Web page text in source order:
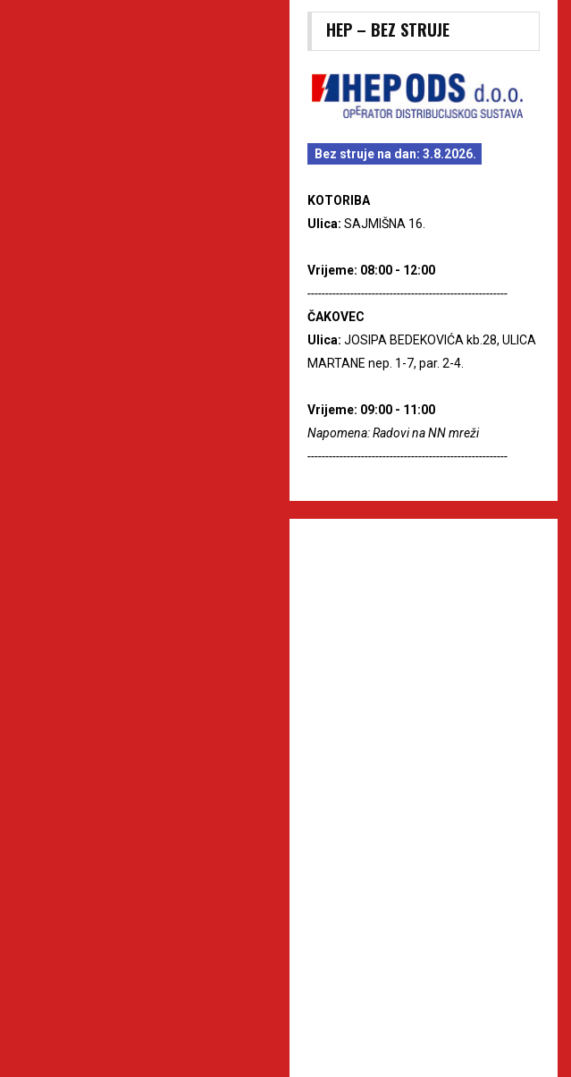
HEP – BEZ STRUJE
Bez struje na dan: 3.8.2026.
KOTORIBA
Ulica: SAJMIŠNA 16.
Vrijeme: 08:00 - 12:00
--------------------------------------------------------
ČAKOVEC
Ulica: JOSIPA BEDEKOVIĆA kb.28, ULICA
MARTANE nep. 1-7, par. 2-4.
Vrijeme: 09:00 - 11:00
Napomena: Radovi na NN mreži
--------------------------------------------------------